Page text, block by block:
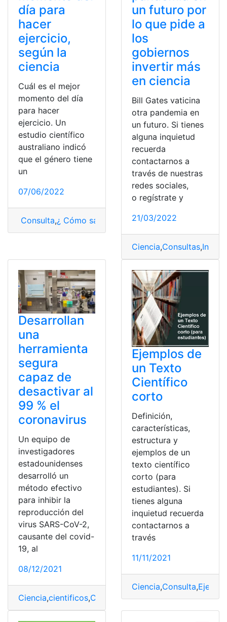
día para
hacer
ejercicio,
según la
ciencia
Cuál es el mejor
momento del día
para hacer
ejercicio. Un
estudio científico
australiano indicó
que el género tiene
un
07/06/2022
Consulta,¿ Cómo saber? Ciencia,Ejercicios
un futuro por
lo que pide a
los
gobiernos
invertir más
en ciencia
Bill Gates vaticina
otra pandemia en
un futuro. Si tienes
alguna inquietud
recuerda
contactarnos a
través de nuestras
redes sociales,
o regístrate y
21/03/2022
Ciencia,Consultas,
Desarrollan
una
herramienta
segura
capaz de
desactivar al
99 % el
coronavirus
Un equipo de
investigadores
estadounidenses
desarrolló un
método efectivo
para inhibir la
reproducción del
virus SARS-CoV-2,
causante del covid-
19, al
08/12/2021
Ciencia,cientificos,Covid - 19,Noticias,Seguridad
Ejemplos de
un Texto
Científico
corto
Definición,
características,
estructura y
ejemplos de un
texto científico
corto (para
estudiantes). Si
tienes alguna
inquietud recuerda
contactarnos a
través
11/11/2021
Ciencia,Consulta,